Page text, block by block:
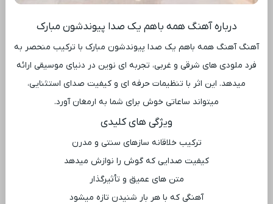
درباره آهنگ همه باهم یک صدا پیوندشون مبارک
آهنگ آهنگ همه باهم یک صدا پیوندشون مبارک با ترکیب منحصر به
فرد ملودی ‌های شرقی و غربی، تجربه ‌ای نوین در دنیای موسیقی ارائه
میدهد. این اثر با تنظیمات حرفه ‌ای و کیفیت صدای استثنایی،
میتواند ساعاتی خوش برای شما به ارمغان آورد.
ویژگی ‌های کلیدی
ترکیب خلاقانه سازهای سنتی و مدرن
کیفیت صدایی که گوش را نوازش میدهد
متن‌ های عمیق و تأثیرگذار
آهنگی که با هر بار شنیدن تازه میشود